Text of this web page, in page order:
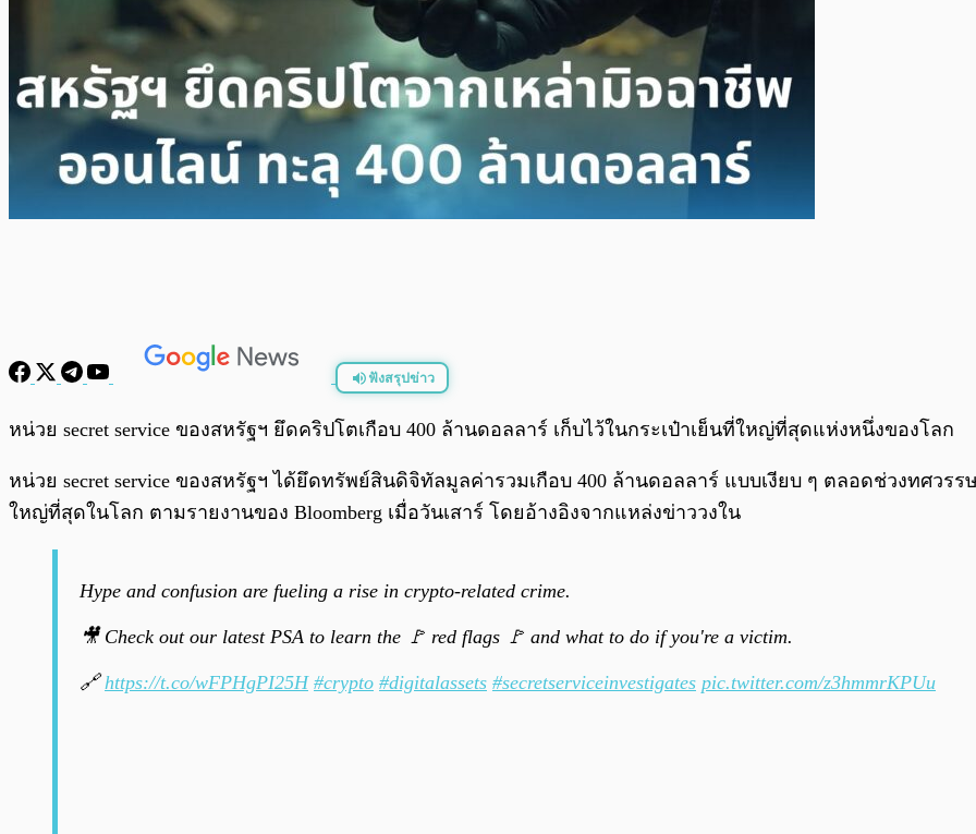
ฟังสรุปข่าว
หน่วย secret service ของสหรัฐฯ ยึดคริปโตเกือบ 400 ล้านดอลลาร์ เก็บไว้ในกระเป๋าเย็นที่ใหญ่ที่สุดแห่งหนึ่งของโลก
หน่วย secret service ของสหรัฐฯ ได้ยึดทรัพย์สินดิจิทัลมูลค่ารวมเกือบ 400 ล้านดอลลาร์ แบบเงียบ ๆ ตลอดช่วงทศว
ใหญ่ที่สุดในโลก ตามรายงานของ Bloomberg เมื่อวันเสาร์ โดยอ้างอิงจากแหล่งข่าววงใน
Hype and confusion are fueling a rise in crypto-related crime.
🎥 Check out our latest PSA to learn the 🚩 red flags 🚩 and what to do if you're a victim.
🔗https://t.co/wFPHgPI25H #crypto #digitalassets #secretserviceinvestigates pic.twitter.com/z3hmmrKPUu